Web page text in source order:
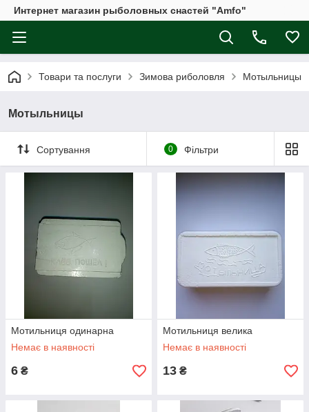
Интернет магазин рыболовных снастей "Amfo"
Товари та послуги Зимова риболовля Мотыльницы
Мотыльницы
Сортування 0 Фільтри
Мотильниця одинарна
Немає в наявності
6 ₴
Мотильниця велика
Немає в наявності
13 ₴